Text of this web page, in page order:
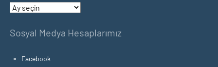
Arşivler
Sosyal Medya Hesaplarımız
Facebook